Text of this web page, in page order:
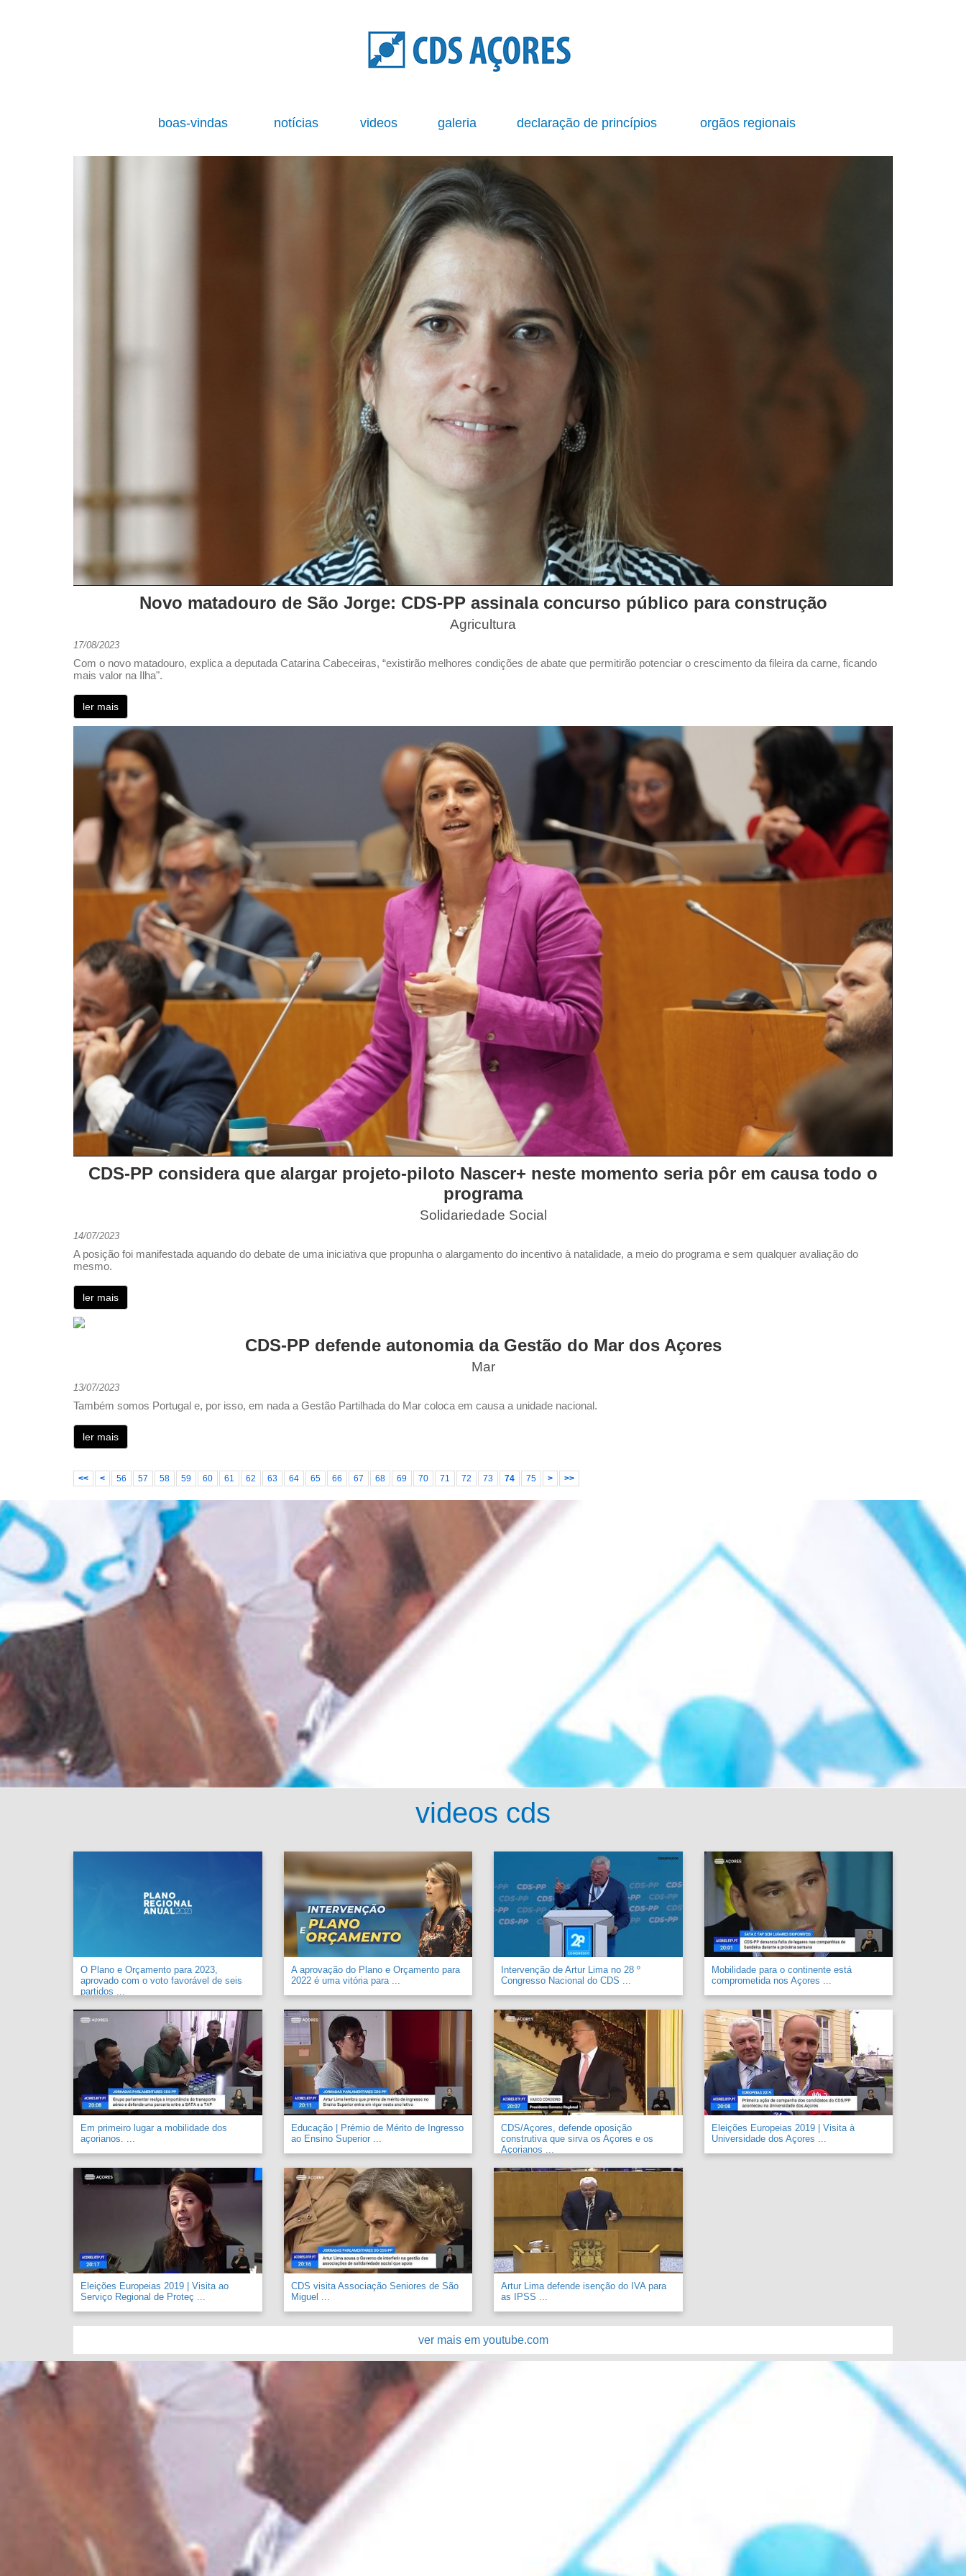
boas-vindas notícias videos galeria declaração de princípios orgãos regionais
Novo matadouro de São Jorge: CDS-PP assinala concurso público para construção
Agricultura
17/08/2023
Com o novo matadouro, explica a deputada Catarina Cabeceiras, “existirão melhores condições de abate que permitirão potenciar o crescimento da fileira da carne, ficando
mais valor na Ilha".
ler mais
CDS-PP considera que alargar projeto-piloto Nascer+ neste momento seria pôr em causa todo o
programa
Solidariedade Social
14/07/2023
A posição foi manifestada aquando do debate de uma iniciativa que propunha o alargamento do incentivo à natalidade, a meio do programa e sem qualquer avaliação do
mesmo.
ler mais
CDS-PP defende autonomia da Gestão do Mar dos Açores
Mar
13/07/2023
Também somos Portugal e, por isso, em nada a Gestão Partilhada do Mar coloca em causa a unidade nacional.
ler mais
<< < 56 57 58 59 60 61 62 63 64 65 66 67 68 69 70 71 72 73 74 75 > >>
videos cds
O Plano e Orçamento para 2023,
aprovado com o voto favorável de seis
partidos ...
A aprovação do Plano e Orçamento para
2022 é uma vitória para ...
Intervenção de Artur Lima no 28 º
Congresso Nacional do CDS ...
Mobilidade para o continente está
comprometida nos Açores ...
Em primeiro lugar a mobilidade dos
açorianos. ...
Educação | Prémio de Mérito de Ingresso
ao Ensino Superior ...
CDS/Açores, defende oposição
construtiva que sirva os Açores e os
Açorianos ...
Eleições Europeias 2019 | Visita à
Universidade dos Açores ...
Eleições Europeias 2019 | Visita ao
Serviço Regional de Proteç ...
CDS visita Associação Seniores de São
Miguel ...
Artur Lima defende isenção do IVA para
as IPSS ...
ver mais em youtube.com